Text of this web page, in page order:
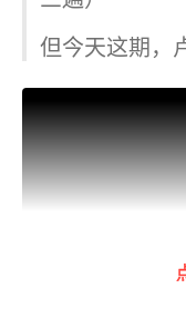
但今天这期，